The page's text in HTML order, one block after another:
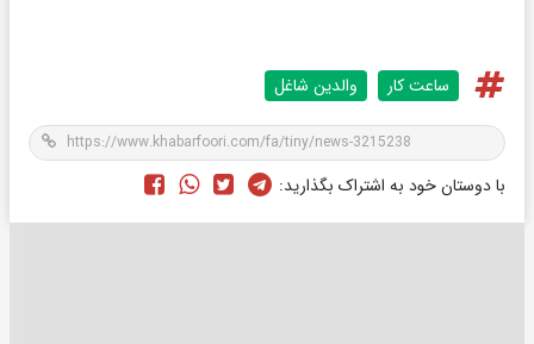
ساعت کار والدین شاغل
با دوستان خود به اشتراک بگذارید: